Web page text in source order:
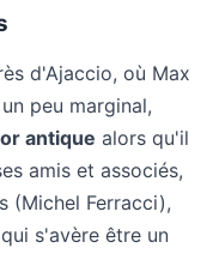
d'Ajaccio, où Max
peu marginal,
antique alors qu'il
amis et associés,
(Michel Ferracci),
s'avère être un